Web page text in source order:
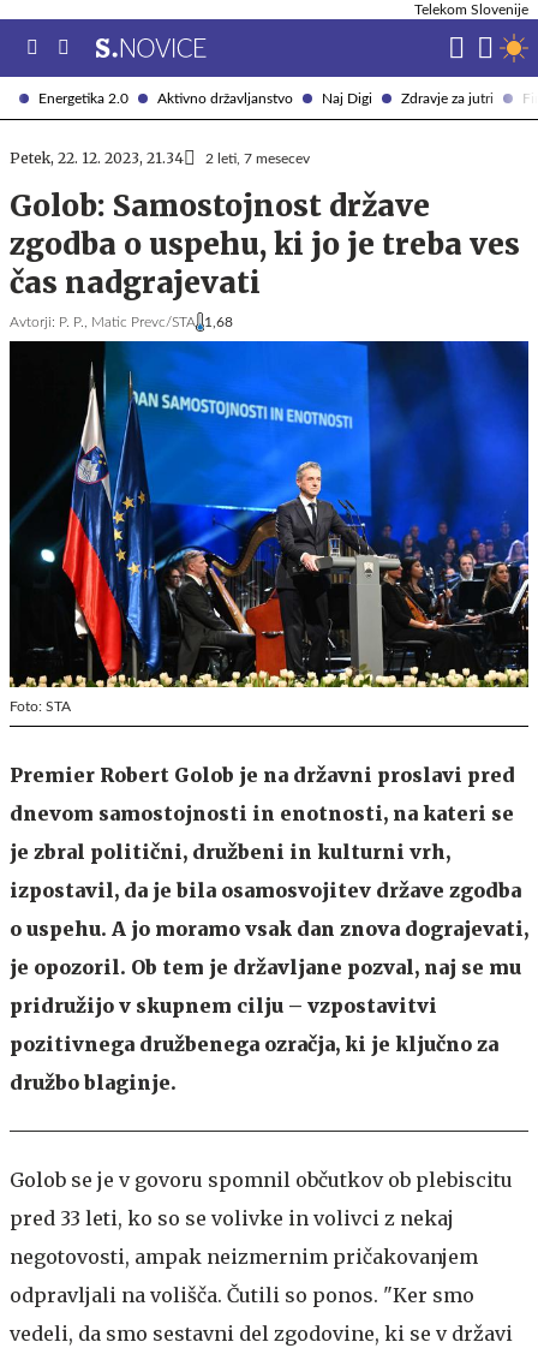
Energetika 2.0 Aktivno državljanstvo Naj Digi Zdravje za jutri
Telekom Slovenije
Petek, 22. 12. 2023, 21.34 2 leti, 7 mesecev
Golob: Samostojnost države
zgodba o uspehu, ki jo je treba ves
čas nadgrajevati
Avtorji: P. P., Matic Prevc/STA 1,68
Foto: STA
Premier Robert Golob je na državni proslavi pred
dnevom samostojnosti in enotnosti, na kateri se
je zbral politični, družbeni in kulturni vrh,
izpostavil, da je bila osamosvojitev države zgodba
o uspehu. A jo moramo vsak dan znova dograjevati,
je opozoril. Ob tem je državljane pozval, naj se mu
pridružijo v skupnem cilju – vzpostavitvi
pozitivnega družbenega ozračja, ki je ključno za
družbo blaginje.
Golob se je v govoru spomnil občutkov ob plebiscitu
pred 33 leti, ko so se volivke in volivci z nekaj
negotovosti, ampak neizmernim pričakovanjem
odpravljali na volišča. Čutili so ponos. "Ker smo
vedeli, da smo sestavni del zgodovine, ki se v državi